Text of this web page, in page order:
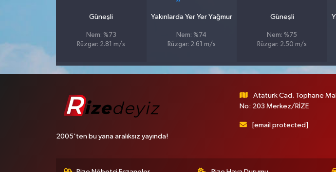
Güneşli
Nem: %73
Rüzgar: 2.81 m/s
Yakınlarda Yer Yer Yağmur
Nem: %74
Rüzgar: 2.61 m/s
Güneşli
Nem: %75
Rüzgar: 2.50 m/s
2005'ten bu yana aralıksız yayında!
Atatürk Cad. Tophane
No: 203 Merkez/RİZE
[email protected]